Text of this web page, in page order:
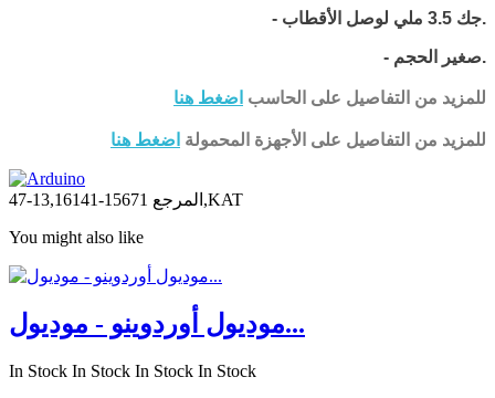
- جك 3.5 ملي لوصل الأقطاب.
- صغير الحجم.
للمزيد من التفاصيل على الحاسب اضغط هنا
للمزيد من التفاصيل على الأجهزة المحمولة اضغط هنا
المرجع 15671-13,16141-47,KAT
You might also like
موديول أوردوينو - موديول...
In Stock In Stock In Stock In Stock